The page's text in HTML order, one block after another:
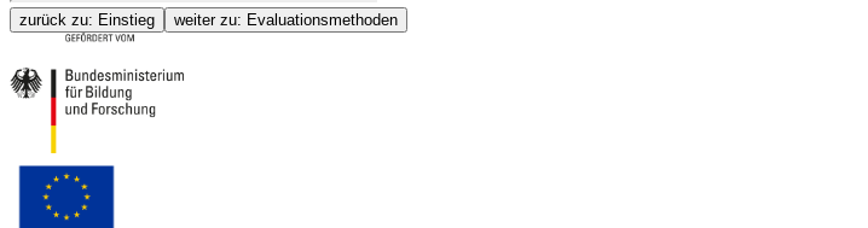
zurück zu: Einstieg weiter zu: Evaluationsmethoden